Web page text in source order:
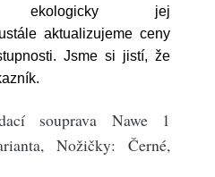
jej
aktualizujeme ceny
Jsme si jistí, že
souprava Nawe 1
Nožičky: Černé,